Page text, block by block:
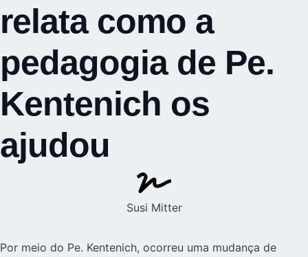
relata como a
pedagogia de Pe.
Kentenich os
ajudou
Susi Mitter
Por meio do Pe. Kentenich, ocorreu uma mudança de